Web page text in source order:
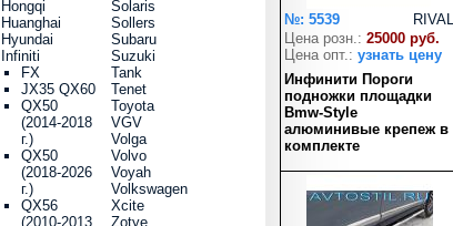
RIVAL
№: 5539
Цена розн.: 25000 руб.
Цена опт.: узнать цену
Инфинити Пороги
подножки площадки
Bmw-Style
алюминивые крепеж в
комплекте
Hongqi
Huanghai
Hyundai
Infiniti
FX
JX35 QX60
QX50
(2014-2018
г.)
QX50
(2018-2026
г.)
QX56
(2010-2013
Solaris
Sollers
Subaru
Suzuki
Tank
Tenet
Toyota
VGV
Volga
Volvo
Voyah
Volkswagen
Xcite
Zotye